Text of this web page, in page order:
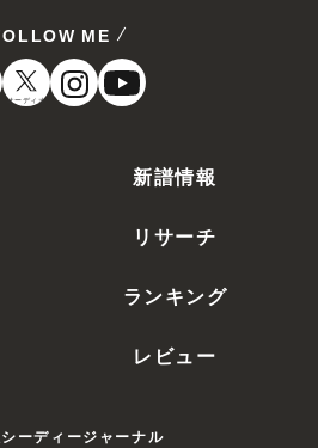
ME
オーディオ
新譜情報
リサーチ
ランキング
レビュー
ーディージャーナル